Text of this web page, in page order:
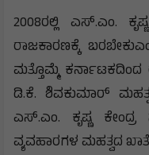
2008ರಲ್ಲಿ ಎಸ್.ಎಂ.
ರಾಜಕಾರಣಕ್ಕೆ
ಮತ್ತೊಮ್ಮೆ ಕರ್ನಾಟಕದಿಂದ
ಡಿ.ಕೆ. ಶಿವಕುಮಾರ್
ಎಸ್.ಎಂ. ಕೃಷ್ಣ
ವ್ಯವಹಾರಗಳ ಮಹತ್ವದ